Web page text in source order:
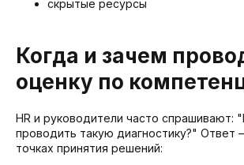
скрытые ресурсы
Когда и зачем
оценку по
HR и руководители часто спрашивают:
проводить такую диагностику?" Ответ
точках принятия решений: